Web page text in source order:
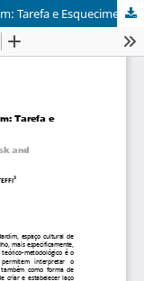
O Trabalho no Turismo para além do Jardim: Tarefa e Esquecimento / Work in Tourism beyond the Garden: Task and Forgetfulness